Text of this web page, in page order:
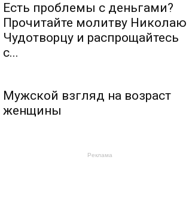
Есть проблемы с деньгами?
Прочитайте молитву Николаю
Чудотворцу и распрощайтесь
с...
Мужской взгляд на возраст
женщины
Реклама